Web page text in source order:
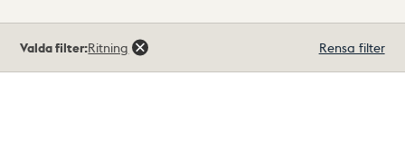
träffar
Valda filter:Ritning Rensa filter